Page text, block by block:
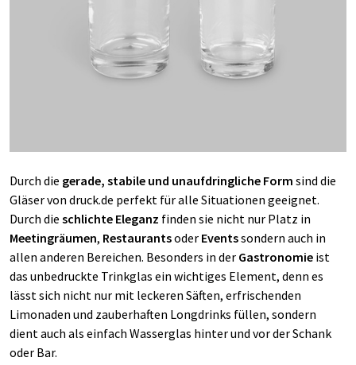
Durch die gerade, stabile und unaufdringliche Form sind die
Gläser von druck.de perfekt für alle Situationen geeignet.
Durch die schlichte Eleganz finden sie nicht nur Platz in
Meetingräumen, Restaurantsoder Eventssondern auch in
allen anderen Bereichen. Besonders in der Gastronomie ist
das unbedruckte Trinkglas ein wichtiges Element, denn es
lässt sich nicht nur mit leckeren Säften, erfrischenden
Limonaden und zauberhaften Longdrinks füllen, sondern
dient auch als einfach Wasserglas hinter und vor der Schank
oder Bar.